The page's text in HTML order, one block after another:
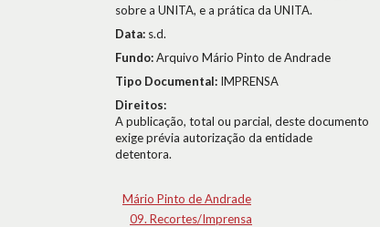
sobre a UNITA, e a prática da UNITA.
Data: s.d.
Fundo:Arquivo Mário Pinto de Andrade
Tipo Documental: IMPRENSA
Direitos:
A publicação, total ou parcial, deste documento
exige prévia autorização da entidade
detentora.
Mário Pinto de Andrade
09. Recortes/Imprensa